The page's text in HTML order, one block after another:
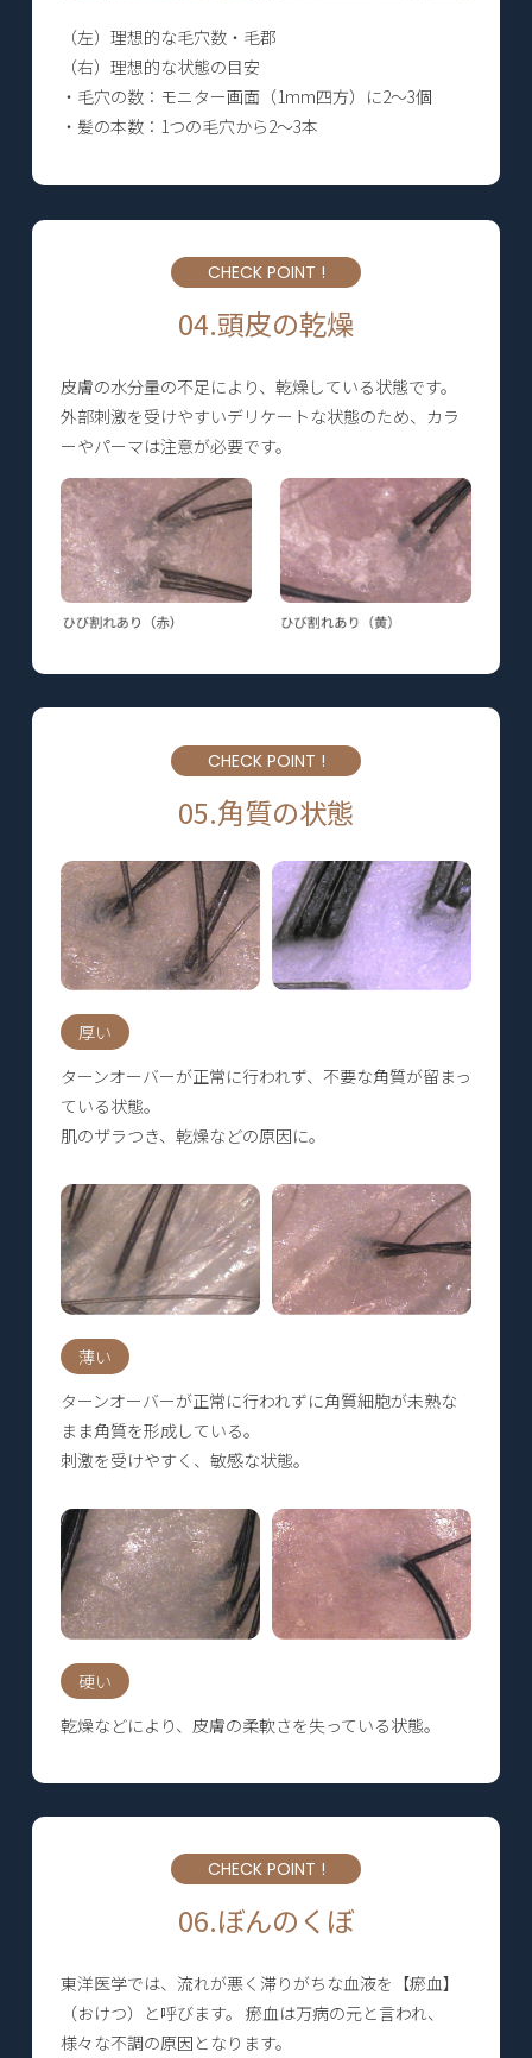
（左）理想的な毛穴数・毛郡
（右）理想的な状態の目安
・毛穴の数：モニター画面（1mm四方）に2～3個
・髪の本数：1つの毛穴から2～3本
CHECK POINT !
04.頭皮の乾燥
皮膚の水分量の不足により、乾燥している状態です。
外部刺激を受けやすいデリケートな状態のため、カラ
ーやパーマは注意が必要です。
CHECK POINT !
05.角質の状態
厚い
ターンオーバーが正常に行われず、不要な角質が留まっ
ている状態。
肌のザラつき、乾燥などの原因に。
薄い
ターンオーバーが正常に行われずに角質細胞が未熟な
まま角質を形成している。
刺激を受けやすく、敏感な状態。
硬い
乾燥などにより、皮膚の柔軟さを失っている状態。
CHECK POINT !
06.ぼんのくぼ
東洋医学では、流れが悪く滞りがちな血液を【瘀血】
（おけつ）と呼びます。 瘀血は万病の元と言われ、
様々な不調の原因となります。